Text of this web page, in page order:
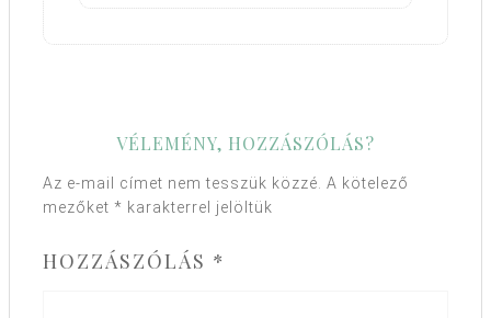
VÉLEMÉNY, HOZZÁSZÓLÁS?
Az e-mail címet nem tesszük közzé. A kötelező
mezőket * karakterrel jelöltük
HOZZÁSZÓLÁS *